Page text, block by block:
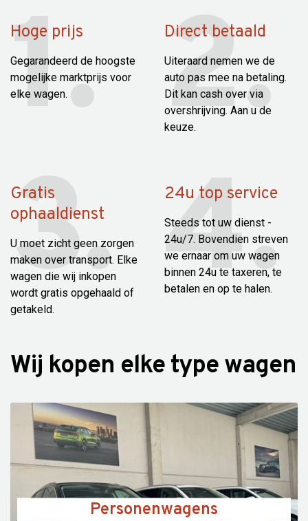
Hoge prijs
Gegarandeerd de hoogste
mogelijke marktprijs voor
elke wagen.
Direct betaald
Uiteraard nemen we de
auto pas mee na betaling.
Dit kan cash over via
overshrijving. Aan u de
keuze.
Gratis
ophaaldienst
U moet zicht geen zorgen
maken over transport. Elke
wagen die wij inkopen
wordt gratis opgehaald of
getakeld.
24u top service
Steeds tot uw dienst -
24u/7. Bovendien streven
we ernaar om uw wagen
binnen 24u te taxeren, te
betalen en op te halen.
Wij kopen elke type wagen
Personenwagens